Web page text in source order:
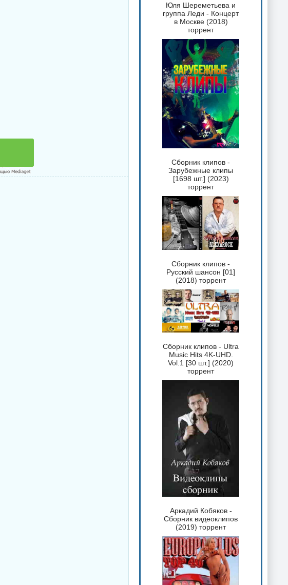
Юля Шереметьева и
группа Леди - Концерт
в Москве (2018)
торрент
Сборник клипов -
Зарубежные клипы
[1698 шт.] (2023)
торрент
Сборник клипов -
Русский шансон [01]
(2018) торрент
Сборник клипов - Ultra
Music Hits 4K-UHD.
Vol.1 [30 шт.] (2020)
торрент
Аркадий Кобяков -
Сборник видеоклипов
(2019) торрент